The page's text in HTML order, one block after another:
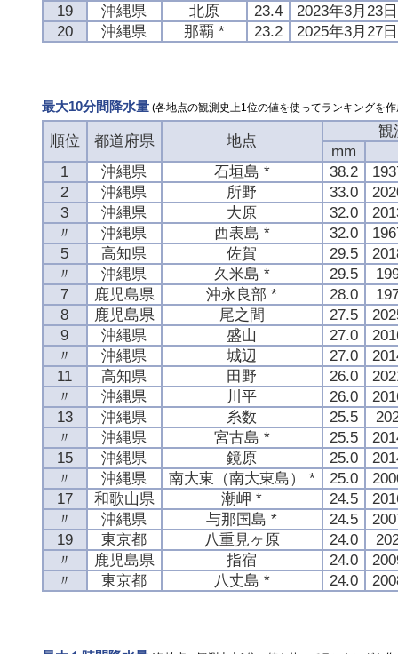
19
沖縄県 北原 23.4
2023年3月23日
20
沖縄県 那覇 * 23.2 2025年3月27日
最大10分間降水量(各地点の観測史上1位の値を使ってランキングを作
順位 都道府県 地点
観
mm
1
沖縄県 石垣島 * 38.2
2
沖縄県 所野 33.0
3
沖縄県 大原 32.0
〃
沖縄県 西表島 * 32.0
5
高知県 佐賀 29.5
〃
沖縄県 久米島 * 29.5
7
鹿児島県 沖永良部 * 28.0
8
鹿児島県 尾之間 27.5
9
沖縄県 盛山 27.0
〃
沖縄県 城辺 27.0
11
高知県 田野 26.0
〃
沖縄県 川平 26.0
13
沖縄県 糸数 25.5
〃
沖縄県 宮古島 * 25.5
15
沖縄県 鏡原 25.0
〃
沖縄県 南大東（南大東島） * 25.0
17
和歌山県 潮岬 * 24.5
〃
沖縄県 与那国島 * 24.5
19
東京都 八重見ヶ原 24.0
〃
鹿児島県 指宿 24.0
〃
東京都 八丈島 * 24.0